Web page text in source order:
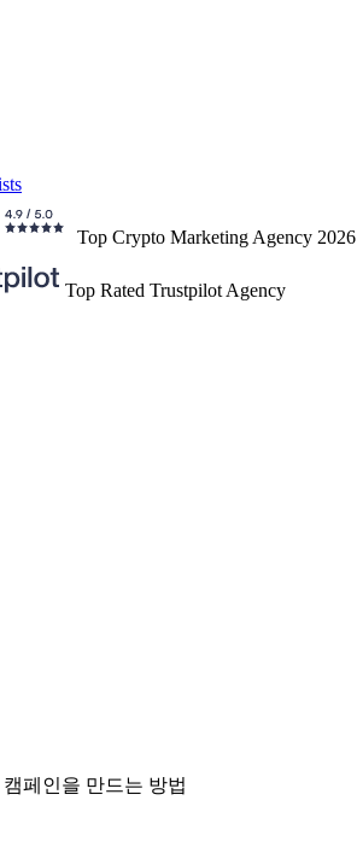
Top Crypto Marketing Agency 2026
Top Rated Trustpilot Agency
페인을 만드는 방법